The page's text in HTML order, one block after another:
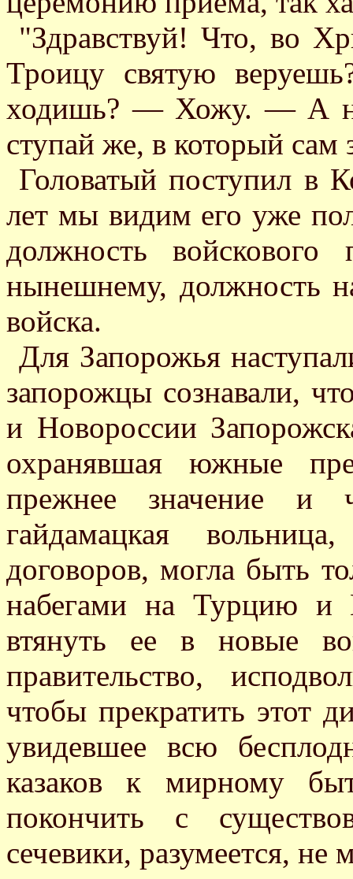
"Здравствуй! Что, во
Троицу святую
ходишь? — Хожу. — А
ступай же, в который сам
Головатый поступил в
лет мы видим его уже
должность
нынешнему, должность
войска.
Для Запорожья
запорожцы сознавали,
и Новороссии
охранявшая южные
прежнее значение и
гайдамацкая
договоров, могла быть
набегами на Турцию и
втянуть ее в новые
правительство,
чтобы прекратить этот
увидевшее всю
казаков к мирному
покончить с
сечевики, разумеется,